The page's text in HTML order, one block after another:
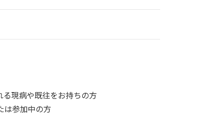
現病や既往をお持ちの方
は参加中の方